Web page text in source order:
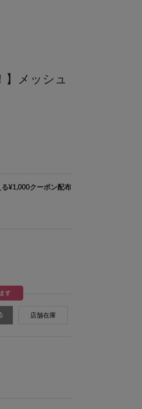
】メッシュ
¥1,000クーポン配布
す
店舗在庫